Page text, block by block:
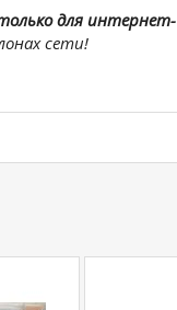
для интернет-
сети!